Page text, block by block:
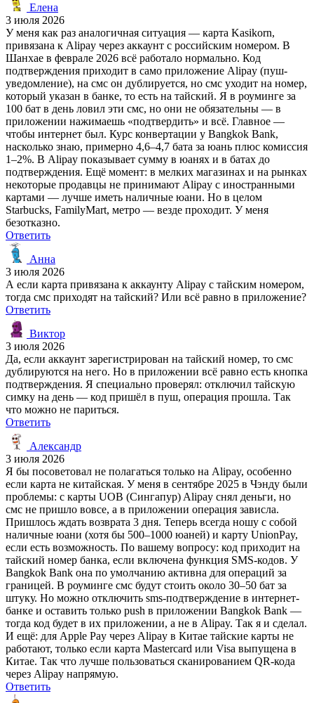
Елена
3 июля 2026
У меня как раз аналогичная ситуация — карта Kasikorn,
привязана к Alipay через аккаунт с российским номером. В
Шанхае в феврале 2026 всё работало нормально. Код
подтверждения приходит в само приложение Alipay (пуш-
уведомление), на смс он дублируется, но смс уходит на номер,
который указан в банке, то есть на тайский. Я в роуминге за
100 бат в день ловил эти смс, но они не обязательны — в
приложении нажимаешь «подтвердить» и всё. Главное —
чтобы интернет был. Курс конвертации у Bangkok Bank,
насколько знаю, примерно 4,6–4,7 бата за юань плюс комиссия
1–2%. В Alipay показывает сумму в юанях и в батах до
подтверждения. Ещё момент: в мелких магазинах и на рынках
некоторые продавцы не принимают Alipay с иностранными
картами — лучше иметь наличные юани. Но в целом
Starbucks, FamilyMart, метро — везде проходит. У меня
безотказно.
Ответить
Анна
3 июля 2026
А если карта привязана к аккаунту Alipay с тайским номером,
тогда смс приходят на тайский? Или всё равно в приложение?
Ответить
Виктор
3 июля 2026
Да, если аккаунт зарегистрирован на тайский номер, то смс
дублируются на него. Но в приложении всё равно есть кнопка
подтверждения. Я специально проверял: отключил тайскую
симку на день — код пришёл в пуш, операция прошла. Так
что можно не париться.
Ответить
Александр
3 июля 2026
Я бы посоветовал не полагаться только на Alipay, особенно
если карта не китайская. У меня в сентябре 2025 в Чэнду были
проблемы: с карты UOB (Сингапур) Alipay снял деньги, но
смс не пришло вовсе, а в приложении операция зависла.
Пришлось ждать возврата 3 дня. Теперь всегда ношу с собой
наличные юани (хотя бы 500–1000 юаней) и карту UnionPay,
если есть возможность. По вашему вопросу: код приходит на
тайский номер банка, если включена функция SMS-кодов. У
Bangkok Bank она по умолчанию активна для операций за
границей. В роуминге смс будут стоить около 30–50 бат за
штуку. Но можно отключить sms-подтверждение в интернет-
банке и оставить только push в приложении Bangkok Bank —
тогда код будет в их приложении, а не в Alipay. Так я и сделал.
И ещё: для Apple Pay через Alipay в Китае тайские карты не
работают, только если карта Mastercard или Visa выпущена в
Китае. Так что лучше пользоваться сканированием QR-кода
через Alipay напрямую.
Ответить